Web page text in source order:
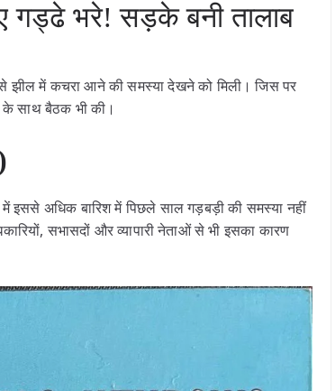
गड्ढे भरे! सड़के बनी तालाब
से झील में कचरा आने की समस्या देखने को मिली। जिस पर
के साथ बैठक भी की।
इससे अधिक बारिश में पिछले साल गड़बड़ी की समस्या नहीं
सभासदों और व्यापारी नेताओं से भी इसका कारण